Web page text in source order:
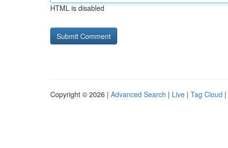
HTML is disabled
Copyright © 2026 | Advanced Search | Live | Tag Cloud |